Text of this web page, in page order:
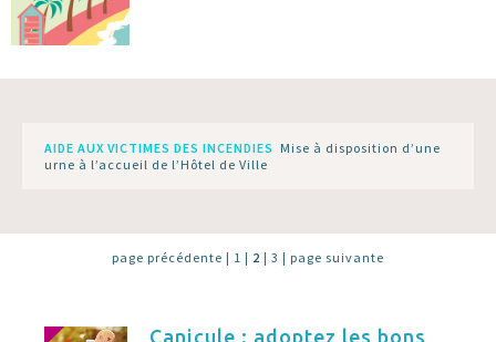
AIDE AUX VICTIMES DES INCENDIES Mise à disposition d’une
urne à l’accueil de l’Hôtel de Ville
page précédente | 1 | 2 | 3 | page suivante
Canicule : adoptez les bons